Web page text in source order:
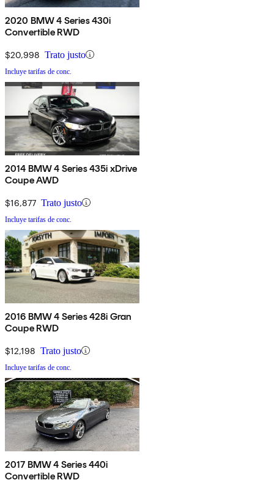
2020 BMW 4 Series 430i
Convertible RWD
$20,998 Trato justo
Incluye tarifas de conc.
2014 BMW 4 Series 435i xDrive
Coupe AWD
$16,877 Trato justo
Incluye tarifas de conc.
2016 BMW 4 Series 428i Gran
Coupe RWD
$12,198 Trato justo
Incluye tarifas de conc.
2017 BMW 4 Series 440i
Convertible RWD